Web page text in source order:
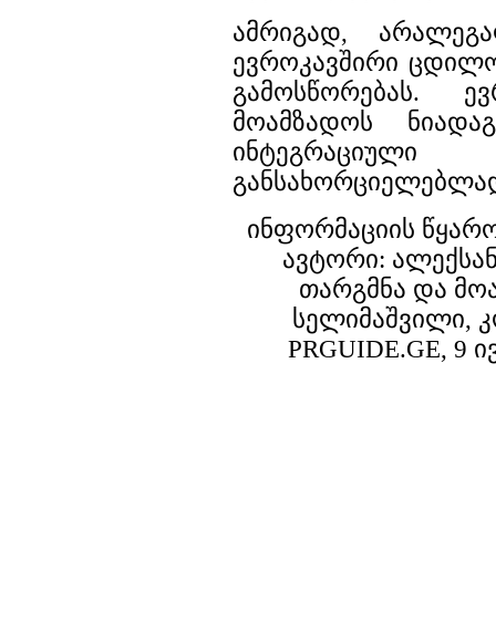
ამრიგად,
ევროკავშირი
გამოსწორებას.
მოამზადოს
ინფორმაციის
ავტორი:
თარგმნა და
სელიმაშვილი,
PRGUIDE.GE, 9